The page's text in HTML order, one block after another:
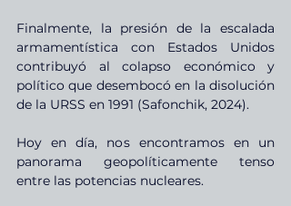
Finalmente, la presión de la escalada
armamentística con Estados Unidos
contribuyó al colapso económico y
político que desembocó en la disolución
de la URSS en 1991 (Safonchik, 2024).
Hoy en día, nos encontramos en un
panorama geopolíticamente tenso
entre las potencias nucleares.